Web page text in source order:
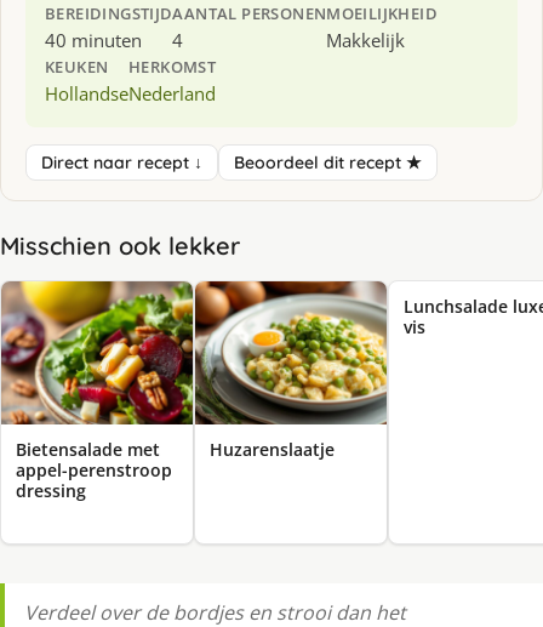
BEREIDINGSTIJD
40 minuten
AANTAL PERSONEN
4
MOEILIJKHEID
Makkelijk
KEUKEN
Hollandse
HERKOMST
Nederland
Direct naar recept ↓ Beoordeel dit recept ★
Misschien ook lekker
Bietensalade met
appel-perenstroop
dressing
Huzarenslaatje
Lunchsalade
vis
Verdeel over de bordjes en strooi dan het